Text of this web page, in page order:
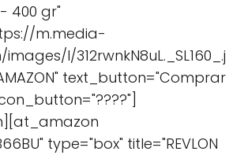
400 gr"
m.media-
I/312rwnkN8uL._SL160_.j
text_button="Comprar
type="box" title="REVLON